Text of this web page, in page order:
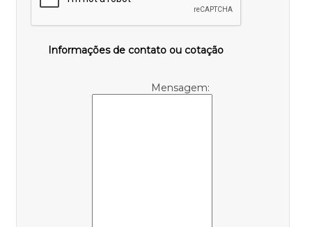
Informações de contato ou cotação
Mensagem: